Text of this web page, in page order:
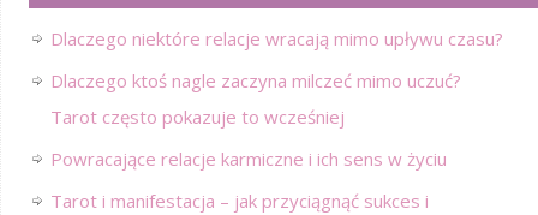
Dlaczego niektóre relacje wracają mimo upływu czasu?
Dlaczego ktoś nagle zaczyna milczeć mimo uczuć?
Tarot często pokazuje to wcześniej
Powracające relacje karmiczne i ich sens w życiu
Tarot i manifestacja – jak przyciągnąć sukces i